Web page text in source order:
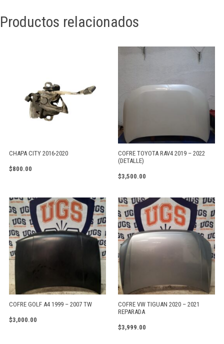
Productos relacionados
CHAPA CITY 2016-2020
$800.00
COFRE TOYOTA RAV4 2019 – 2022
(DETALLE)
$3,500.00
COFRE GOLF A4 1999 – 2007 TW
$3,000.00
COFRE VW TIGUAN 2020 – 2021
REPARADA
$3,999.00